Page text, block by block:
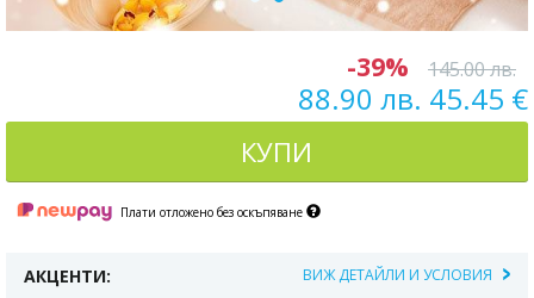
-39% 145.00 лв.
88.90 лв. 45.45 €
КУПИ
Плати отложено без оскъпяване
АКЦЕНТИ: ВИЖ ДЕТАЙЛИ И УСЛОВИЯ